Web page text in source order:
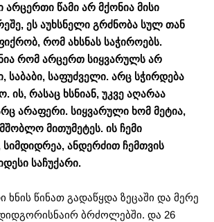
არცერთი წამი არ მქონია მისი
ეს აუხსნელი გრძნობა სულ თან
რომ ახსნას საჭიროებს.
რომ არცერთ სიყვარულს არ
საბაბი, საფუძველი. არც სჭირდება
ის, რასაც ხსნიან, უკვე აღარაა
არაფერი. სიყვარული ხომ მეტია,
მითუმეტეს. ის ჩემი
სიმდიდრეა, ანდერძით ჩემთვის
საჩუქარი.
ხნის წინათ გადაწყდა ზეცაში და მერე
ბრძოლებში. და 26